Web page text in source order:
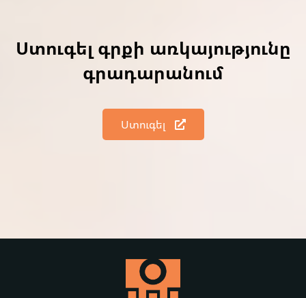
Ստուգել գրքի առկայությունը
գրադարանում
Ստուգել